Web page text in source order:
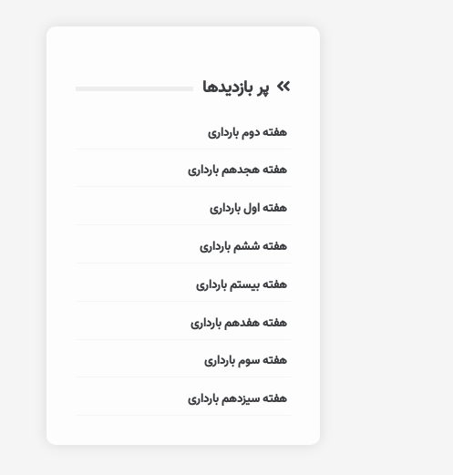
پر بازدیدها
هفته دوم بارداری
هفته هجدهم بارداری
هفته اول بارداری
هفته ششم بارداری
هفته بیستم بارداری
هفته هفدهم بارداری
هفته سوم بارداری
هفته سیزدهم بارداری